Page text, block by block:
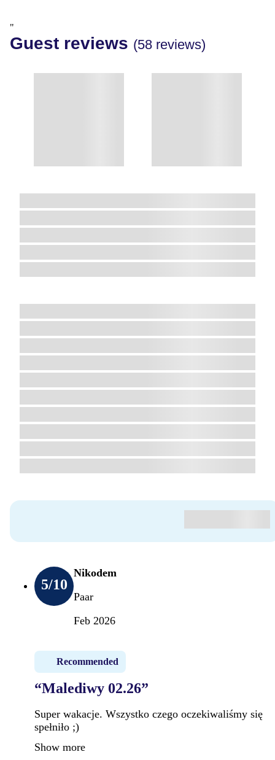
"
Guest reviews (58 reviews)
5/10
Nikodem
Paar
Feb 2026
Recommended
“Malediwy 02.26”
Super wakacje. Wszystko czego oczekiwaliśmy się
spełniło ;)
Show more